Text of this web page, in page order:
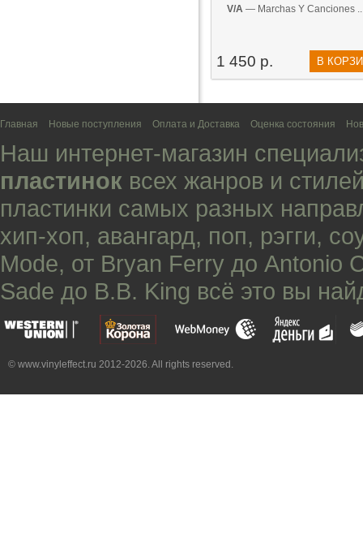
V/A— Marchas Y Canciones
1 450 р. В
Главная Новые поступления Оплата и Доставка Оценка состояния
Наш интернет-магазин
пластинок всех жанров и
пластинки самых разных
хип-хоп, авангард, поп, рэгги,
Mode, от Bryan Ferry до Antonio
Sade до B.B. King всё это вы
© www.vinyleffect.ru 2012-2026. All rights reserved.